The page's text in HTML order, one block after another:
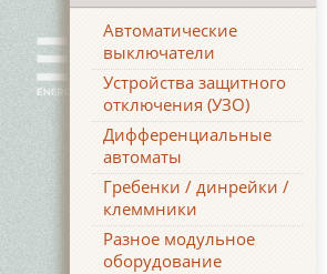
Автоматические
выключатели
Устройства защитного
отключения (УЗО)
Дифференциальные
автоматы
Гребенки / динрейки /
клеммники
Разное модульное
оборудование